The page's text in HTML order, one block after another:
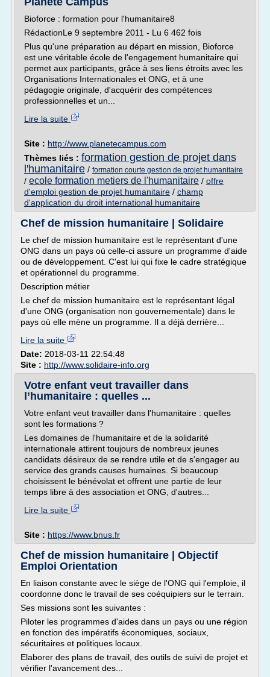
Bioforce : formation pour l'humanitaire8
RédactionLe 9 septembre 2011 - Lu 6 462 fois
Plus qu'une préparation au départ en mission, Bioforce
est une véritable école de l'engagement humanitaire qui
permet aux participants, grâce à ses liens étroits avec les
Organisations Internationales et ONG, et à une
pédagogie originale, d'acquérir des compétences
professionnelles et un...
Lire la suite
Site : http://www.planetecampus.com
Thèmes liés : formation gestion de projet dans
l'humanitaire / formation courte gestion de projet humanitaire
/ ecole formation metiers de l'humanitaire / offre
d'emploi gestion de projet humanitaire / champ
d'application du droit international humanitaire
Chef de mission humanitaire | Solidaire
Le chef de mission humanitaire est le représentant d'une
ONG dans un pays où celle-ci assure un programme d'aide
ou de développement. C'est lui qui fixe le cadre stratégique
et opérationnel du programme.
Description métier
Le chef de mission humanitaire est le représentant légal
d'une ONG (organisation non gouvernementale) dans le
pays où elle mène un programme. Il a déjà derrière...
Lire la suite
Date: 2018-03-11 22:54:48
Site : http://www.solidaire-info.org
Votre enfant veut travailler dans
l’humanitaire : quelles ...
Votre enfant veut travailler dans l'humanitaire : quelles
sont les formations ?
Les domaines de l'humanitaire et de la solidarité
internationale attirent toujours de nombreux jeunes
candidats désireux de se rendre utile et de s'engager au
service des grands causes humaines. Si beaucoup
choisissent le bénévolat et offrent une partie de leur
temps libre à des association et ONG, d'autres...
Lire la suite
Site : https://www.bnus.fr
Chef de mission humanitaire | Objectif
Emploi Orientation
En liaison constante avec le siège de l'ONG qui l'emploie, il
coordonne donc le travail de ses coéquipiers sur le terrain.
Ses missions sont les suivantes :
Piloter les programmes d'aides dans un pays ou une région
en fonction des impératifs économiques, sociaux,
sécuritaires et politiques locaux.
Elaborer des plans de travail, des outils de suivi de projet et
vérifier l'avancement des...